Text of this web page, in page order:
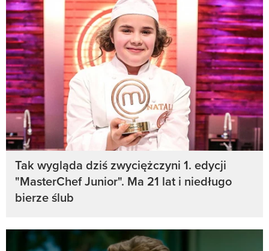
Tak wygląda dziś zwyciężczyni 1. edycji
"MasterChef Junior". Ma 21 lat i niedługo
bierze ślub